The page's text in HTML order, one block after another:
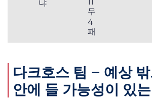
냐
11
무
4
패
다크호스 팀 – 예상
안에 들 가능성이 있